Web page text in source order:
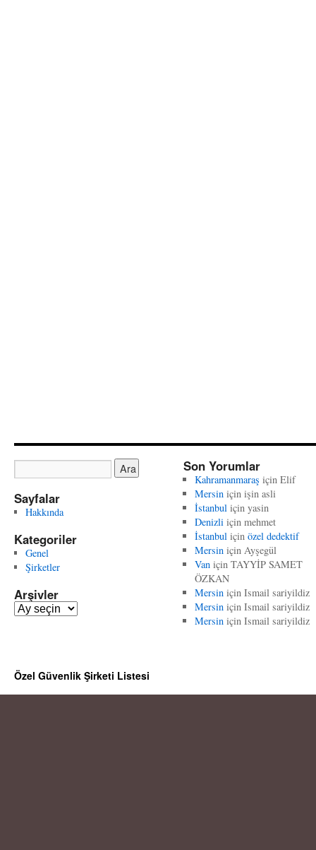
Sayfalar
Hakkında
Kategoriler
Genel
Şirketler
Arşivler
A
l
e
Son Yorumlar
Kahramanmaraş için Elif
Mersiniçin işin asli
İstanbuliçin yasin
Denizliiçin mehmet
İstanbuliçin özel dedektif
Mersiniçin Ayşegül
Vaniçin TAYYİP SAMET
ÖZKAN
Mersiniçin Ismail sariyildiz
Mersiniçin Ismail sariyildiz
Mersiniçin Ismail sariyildiz
Özel Güvenlik Şirketi Listesi